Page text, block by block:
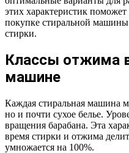
этих характеристик
покупке стиральной машины
стирки.
Классы отжима
машине
Каждая стиральная машина
но и почти сухое белье.
вращения барабана. Эта
время стирки и отжима
умножается на 100%.